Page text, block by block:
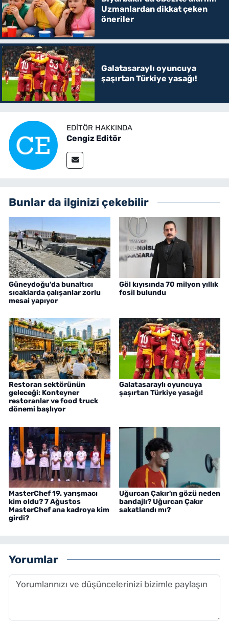
Uzmanlardan dikkat çeken
öneriler
Galatasaraylı oyuncuya
şaşırtan Türkiye yasağı!
EDITÖR HAKKINDA
Cengiz Editör
Bunlar da ilginizi çekebilir
Güneydoğu'da bunaltıcı
sıcaklarda çalışanlar zorlu
mesai yapıyor
Göl kıyısında 70 milyon yıllık
fosil bulundu
Restoran sektörünün
geleceği: Konteyner
restoranlar ve food truck
dönemi başlıyor
Galatasaraylı oyuncuya
şaşırtan Türkiye yasağı!
MasterChef 19. yarışmacı
kim oldu? 7 Ağustos
MasterChef ana kadroya kim
girdi?
Uğurcan Çakır'ın gözü neden
bandajlı? Uğurcan Çakır
sakatlandı mı?
Yorumlar